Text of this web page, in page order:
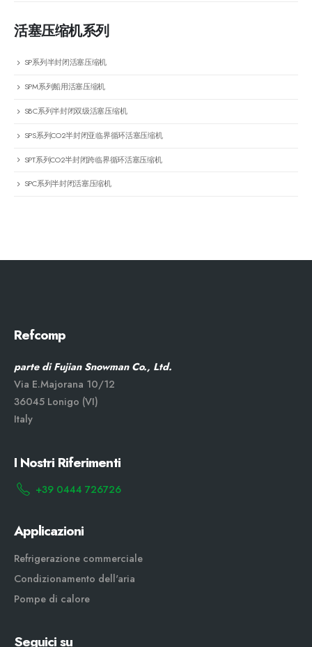
活塞压缩机系列
SP系列半封闭活塞压缩机
SPM系列船用活塞压缩机
SBC系列半封闭双级活塞压缩机
SPS系列CO2半封闭亚临界循环活塞压缩机
SPT系列CO2半封闭跨临界循环活塞压缩机
SPC系列半封闭活塞压缩机
Refcomp
parte di Fujian Snowman Co., Ltd.
Via E.Majorana 10/12
36045 Lonigo (VI)
Italy
I Nostri Riferimenti
+39 0444 726726
Applicazioni
Refrigerazione commerciale
Condizionamento dell'aria
Pompe di calore
Seguici su